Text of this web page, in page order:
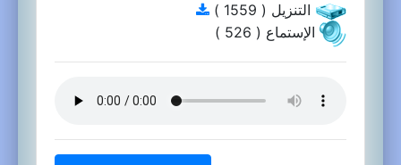
التنزيل ( 1559 )
الإستماع ( 526 )